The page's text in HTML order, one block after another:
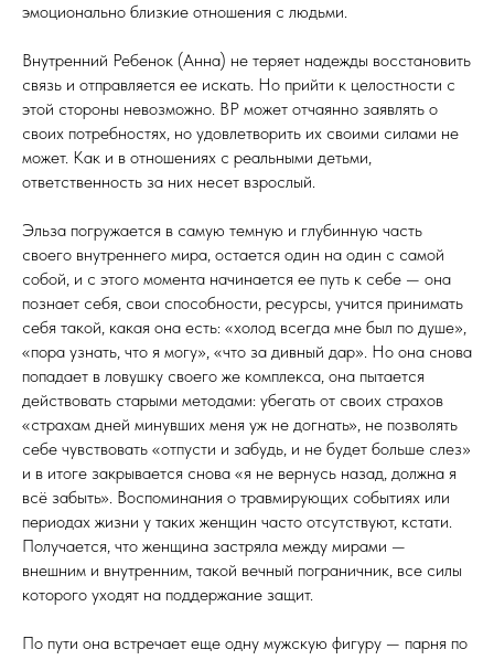
эмоционально близкие отношения с людьми.
Внутренний Ребенок (Анна) не теряет надежды восстановить
связь и отправляется ее искать. Но прийти к целостности с
этой стороны невозможно. ВР может отчаянно заявлять о
своих потребностях, но удовлетворить их своими силами не
может. Как и в отношениях с реальными детьми,
ответственность за них несет взрослый.
Эльза погружается в самую темную и глубинную часть
своего внутреннего мира, остается один на один с самой
собой, и с этого момента начинается ее путь к себе — она
познает себя, свои способности, ресурсы, учится принимать
себя такой, какая она есть: «холод всегда мне был по душе»,
«пора узнать, что я могу», «что за дивный дар». Но она снова
попадает в ловушку своего же комплекса, она пытается
действовать старыми методами: убегать от своих страхов
«страхам дней минувших меня уж не догнать», не позволять
себе чувствовать «отпусти и забудь, и не будет больше слез»
и в итоге закрывается снова «я не вернусь назад, должна я
всё забыть». Воспоминания о травмирующих событиях или
периодах жизни у таких женщин часто отсутствуют, кстати.
Получается, что женщина застряла между мирами —
внешним и внутренним, такой вечный пограничник, все силы
которого уходят на поддержание защит.
По пути она встречает еще одну мужскую фигуру — парня по